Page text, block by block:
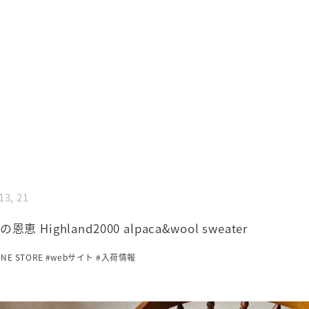
21
恩恵 Highland2000 alpaca&wool sweater
STORE #webサイト #入荷情報